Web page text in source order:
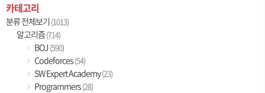
카테고리
분류 전체보기(1013)
알고리즘(714)
BOJ (590)
Codeforces(54)
SW Expert Academy(23)
Programmers(28)